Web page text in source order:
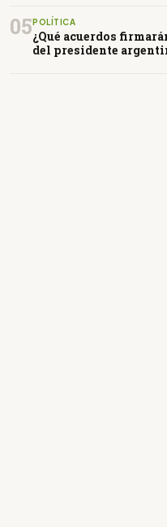
05 POLÍTICA
¿Qué acuerdos
del presidente